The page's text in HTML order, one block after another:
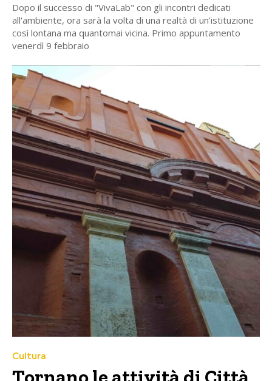
Dopo il successo di "VivaLab" con gli incontri dedicati
all'ambiente, ora sarà la volta di una realtà di un'istituzione
così lontana ma quantomai vicina. Primo appuntamento
venerdì 9 febbraio
Cultura